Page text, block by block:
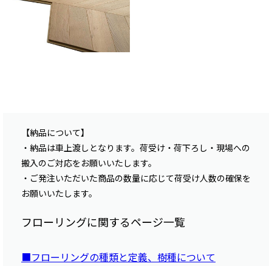
【納品について】
・納品は車上渡しとなります。荷受け・荷下ろし・現場への
搬入のご対応をお願いいたします。
・ご発注いただいた商品の数量に応じて荷受け人数の確保を
お願いいたします。
フローリングに関するページ一覧
■フローリングの種類と定義、樹種について